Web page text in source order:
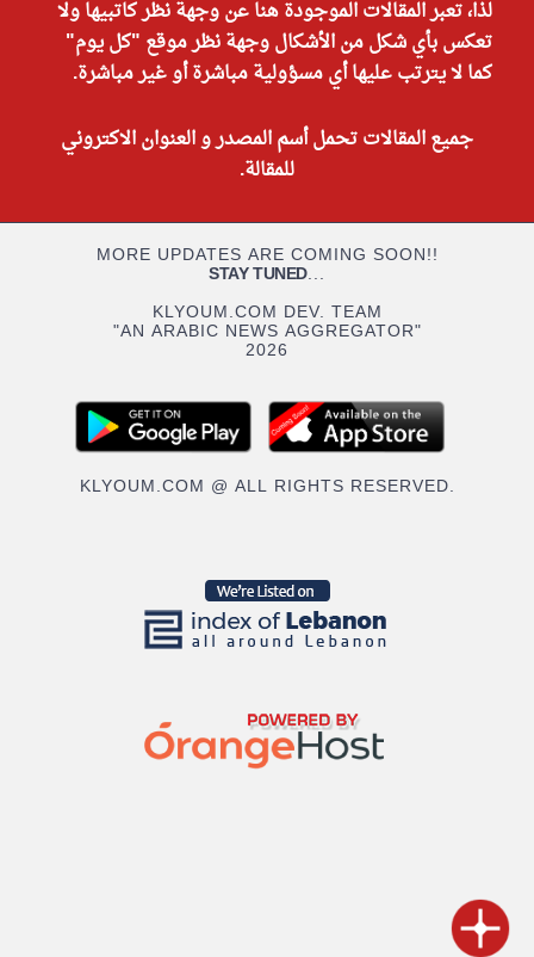
لذا، تعبر المقالات الموجودة هنا عن وجهة نظر كاتبيها ولا
تعكس بأي شكل من الأشكال وجهة نظر موقع "كل يوم"
كما لا يترتب عليها أي مسؤولية مباشرة أو غير مباشرة.
جميع المقالات تحمل أسم المصدر و العنوان الاكتروني
للمقالة.
MORE UPDATES ARE COMING SOON!!
STAY TUNED...
KLYOUM.COM DEV. TEAM
"AN ARABIC NEWS AGGREGATOR"
2026
KLYOUM.COM @ ALL RIGHTS RESERVED.